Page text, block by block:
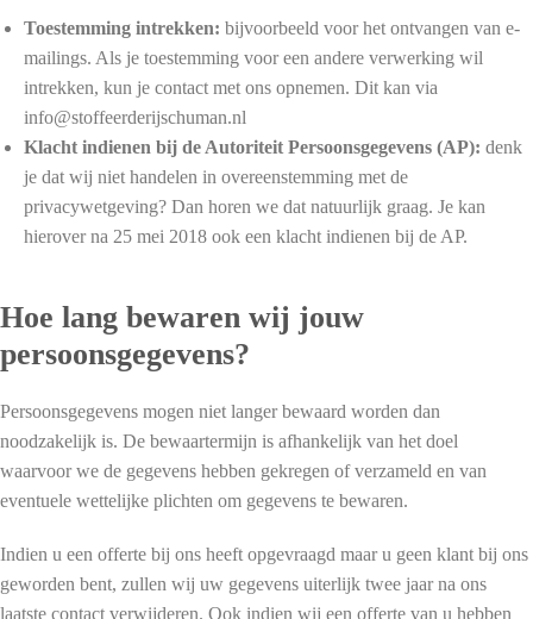
Toestemming intrekken: bijvoorbeeld voor het ontvangen van e-
mailings. Als je toestemming voor een andere verwerking wil
intrekken, kun je contact met ons opnemen. Dit kan via
info@stoffeerderijschuman.nl
Klacht indienen bij de Autoriteit Persoonsgegevens (AP): denk
je dat wij niet handelen in overeenstemming met de
privacywetgeving? Dan horen we dat natuurlijk graag. Je kan
hierover na 25 mei 2018 ook een klacht indienen bij de AP.
Hoe lang bewaren wij jouw
persoonsgegevens?
Persoonsgegevens mogen niet langer bewaard worden dan
noodzakelijk is. De bewaartermijn is afhankelijk van het doel
waarvoor we de gegevens hebben gekregen of verzameld en van
eventuele wettelijke plichten om gegevens te bewaren.
Indien u een offerte bij ons heeft opgevraagd maar u geen klant bij ons
geworden bent, zullen wij uw gegevens uiterlijk twee jaar na ons
laatste contact verwijderen. Ook indien wij een offerte van u hebben